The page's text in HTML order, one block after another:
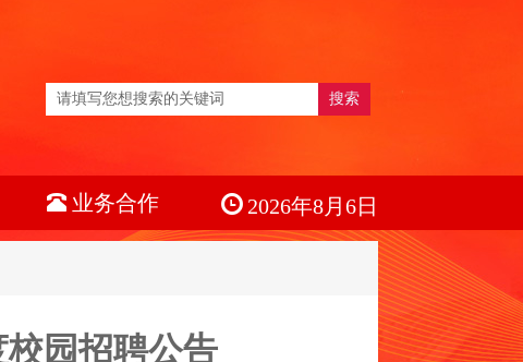
搜索
业务合作 2026年8月6日
校园招聘公告